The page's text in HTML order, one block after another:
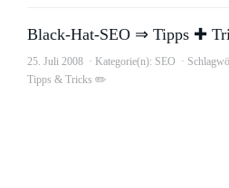
Black-Hat-SEO ⇒ Tipps ✚
25. Juli 2008 Kategorie(n): SEO
Tipps & Tricks ✏️